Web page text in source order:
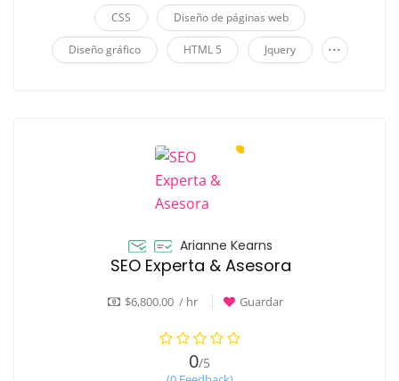
CSS Diseño de páginas web
Diseño gráfico HTML 5 Jquery ...
Arianne Kearns
SEO Experta & Asesora
$6,800.00 / hr Guardar
0/5